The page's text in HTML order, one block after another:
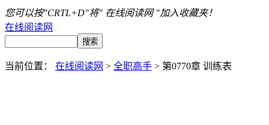
您可以按"CRTL+D"将" 在线阅读网 "加入收藏夹！
在线阅读网
当前位置： 在线阅读网 > 全职高手 > 第0770章 训练表